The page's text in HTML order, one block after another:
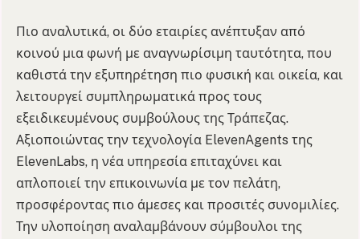
Πιο αναλυτικά, οι δύο εταιρίες ανέπτυξαν από
κοινού μια φωνή με αναγνωρίσιμη ταυτότητα, που
καθιστά την εξυπηρέτηση πιο φυσική και οικεία, και
λειτουργεί συμπληρωματικά προς τους
εξειδικευμένους συμβούλους της Τράπεζας.
Αξιοποιώντας την τεχνολογία ElevenAgents της
ElevenLabs, η νέα υπηρεσία επιταχύνει και
απλοποιεί την επικοινωνία με τον πελάτη,
προσφέροντας πιο άμεσες και προσιτές συνομιλίες.
Την υλοποίηση αναλαμβάνουν σύμβουλοι της